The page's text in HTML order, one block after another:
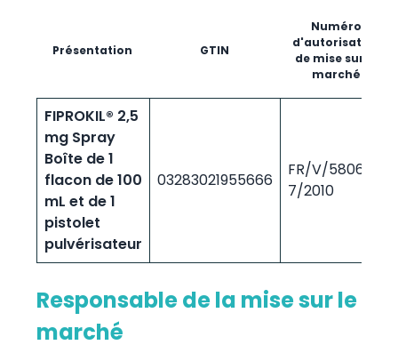
Présentation GTIN
Numéro
d'autorisation
de mise sur le
marché
FIPROKIL® 2,5
mg Spray
Boîte de 1
flacon de 100
mL et de 1
pistolet
pulvérisateur
03283021955666
FR/V/5806761
7/2010
Responsable de la mise sur le
marché